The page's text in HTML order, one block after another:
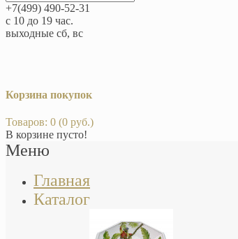
+7(499) 490-52-31
с 10 до 19 час.
выходные сб, вс
Корзина покупок
Товаров: 0 (0 руб.)
В корзине пусто!
Меню
Главная
Каталог